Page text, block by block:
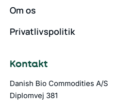
Om os
Privatlivspolitik
Kontakt
Danish Bio Commodities A/S
Diplomvej 381